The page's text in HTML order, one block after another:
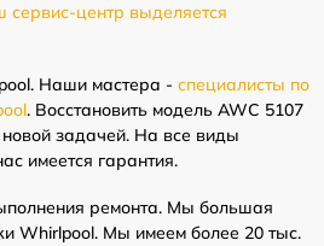
сервис-центр выделяется
Наши мастера - специалисты по
. Восстановить модель AWC 5107
задачей. На все виды
имеется гарантия.
ремонта. Мы большая
Whirlpool. Мы имеем более 20 тыс.